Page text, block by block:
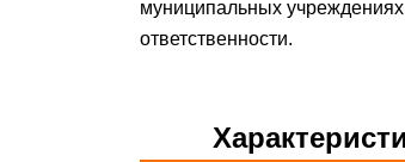
муниципальных
ответственности.